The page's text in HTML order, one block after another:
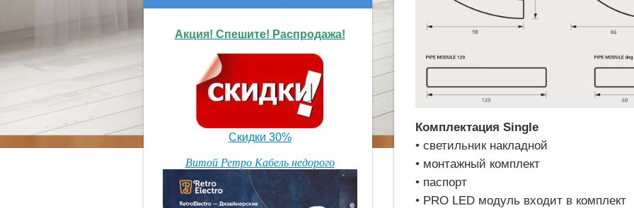
Акция! Спешите! Распродажа!
Скидки 30%
Витой Ретро Кабель недорого
Комплектация Single
• светильник накладной
• монтажный комплект
• паспорт
• PRO LED модуль входит в комплект